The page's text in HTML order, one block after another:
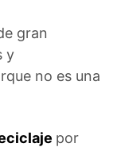
gran
y
no es una
por